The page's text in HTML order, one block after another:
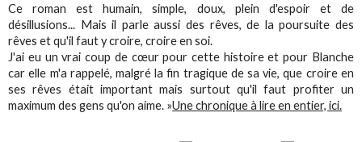
Ce roman est humain, simple, doux, plein d'espoir et de
désillusions... Mais il parle aussi des rêves, de la poursuite des
rêves et qu'il faut y croire, croire en soi.
J'ai eu un vrai coup de cœur pour cette histoire et pour Blanche
car elle m'a rappelé, malgré la fin tragique de sa vie, que croire en
ses rêves était important mais surtout qu'il faut profiter un
maximum des gens qu'on aime. »Une chronique à lire en entier, ici.